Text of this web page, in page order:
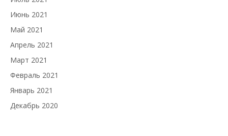
Июнь 2021
Май 2021
Апрель 2021
Март 2021
Февраль 2021
Январь 2021
Декабрь 2020